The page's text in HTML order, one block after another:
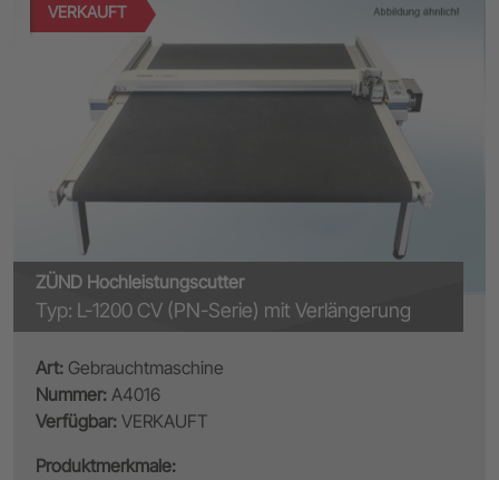
VERKAUFT
ZÜND Hochleistungscutter
Typ: L-1200 CV (PN-Serie) mit Verlängerung
Art: Gebrauchtmaschine
Nummer: A4016
Verfügbar: VERKAUFT
Produktmerkmale: